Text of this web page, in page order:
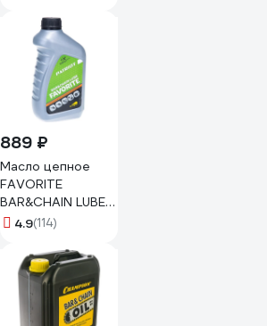
ВМПАВТО 9207
889 ₽
Масло цепное
FAVORITE
BAR&CHAIN LUBE
(0.946 л) PATRIOT
4.9(114)